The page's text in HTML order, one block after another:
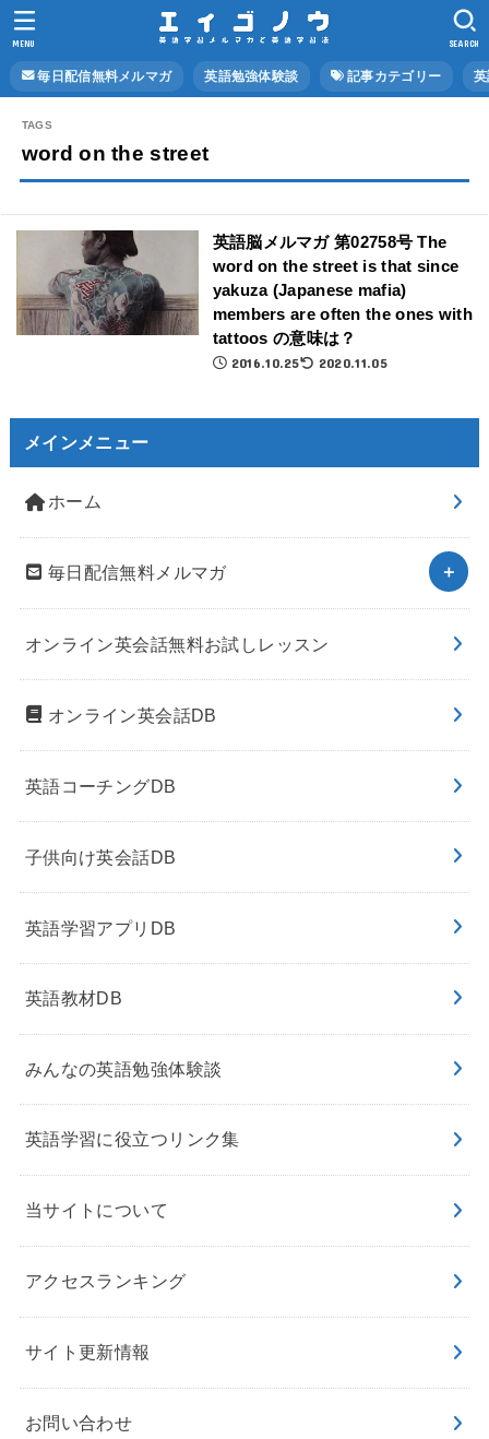
毎日配信無料メルマガ 英語勉強体験談 記事カテゴリー
SEARCH
MENU
word on the street
英語脳メルマガ 第02758号 The
word on the street is that since
yakuza (Japanese mafia)
members are often the ones with
tattoos の意味は？
2016.10.25 2020.11.05
メインメニュー
ホーム
毎日配信無料メルマガ
オンライン英会話無料お試しレッスン
オンライン英会話DB
英語コーチングDB
子供向け英会話DB
英語学習アプリDB
英語教材DB
みんなの英語勉強体験談
英語学習に役立つリンク集
当サイトについて
アクセスランキング
サイト更新情報
お問い合わせ